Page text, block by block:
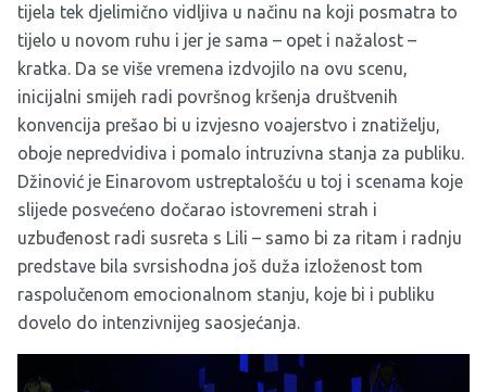
tijela tek djelimično vidljiva u načinu na koji posmatra to
tijelo u novom ruhu i jer je sama – opet i nažalost –
kratka. Da se više vremena izdvojilo na ovu scenu,
inicijalni smijeh radi površnog kršenja društvenih
konvencija prešao bi u izvjesno voajerstvo i znatiželju,
oboje nepredvidiva i pomalo intruzivna stanja za publiku.
Džinović je Einarovom ustreptalošću u toj i scenama koje
slijede posvećeno dočarao istovremeni strah i
uzbuđenost radi susreta s Lili – samo bi za ritam i radnju
predstave bila svrsishodna još duža izloženost tom
raspolučenom emocionalnom stanju, koje bi i publiku
dovelo do intenzivnijeg saosjećanja.